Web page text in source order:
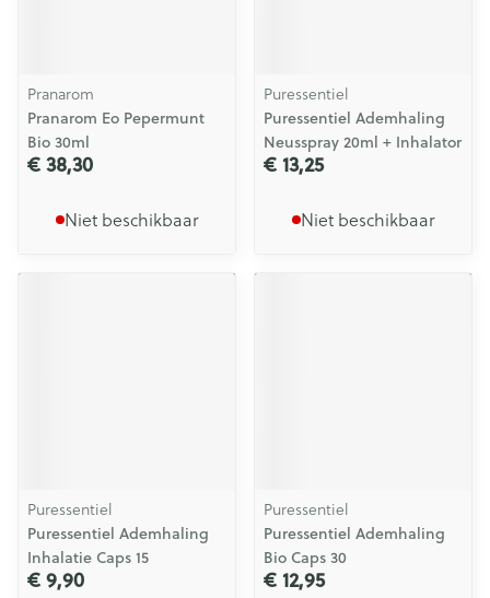
Pranarom
Pranarom Eo Pepermunt
Bio 30ml
€ 38,30
Niet beschikbaar
Puressentiel
Puressentiel Ademhaling
Neusspray 20ml + Inhalator
€ 13,25
Niet beschikbaar
Puressentiel
Puressentiel Ademhaling
Inhalatie Caps 15
€ 9,90
Puressentiel
Puressentiel Ademhaling
Bio Caps 30
€ 12,95